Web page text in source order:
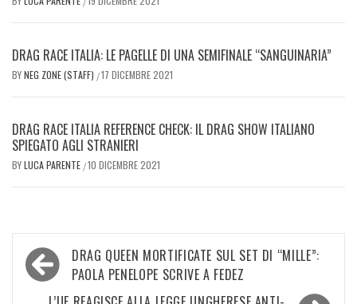
DRAG RACE ITALIA: LE PAGELLE DI UNA SEMIFINALE “SANGUINARIA”
BYNEG ZONE (STAFF) /17 DICEMBRE 2021
DRAG RACE ITALIA REFERENCE CHECK: IL DRAG SHOW ITALIANO
SPIEGATO AGLI STRANIERI
BYLUCA PARENTE /10 DICEMBRE 2021
Navigazione
articoli
DRAG QUEEN MORTIFICATE SUL SET DI “MILLE”:
PAOLA PENELOPE SCRIVE A FEDEZ